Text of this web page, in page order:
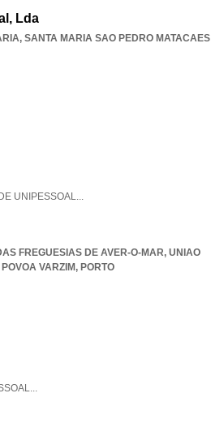
Lda
, SANTA MARIA SAO PEDRO MATACAES
UNIPESSOAL...
FREGUESIAS DE AVER-O-MAR, UNIAO
VARZIM, PORTO
...